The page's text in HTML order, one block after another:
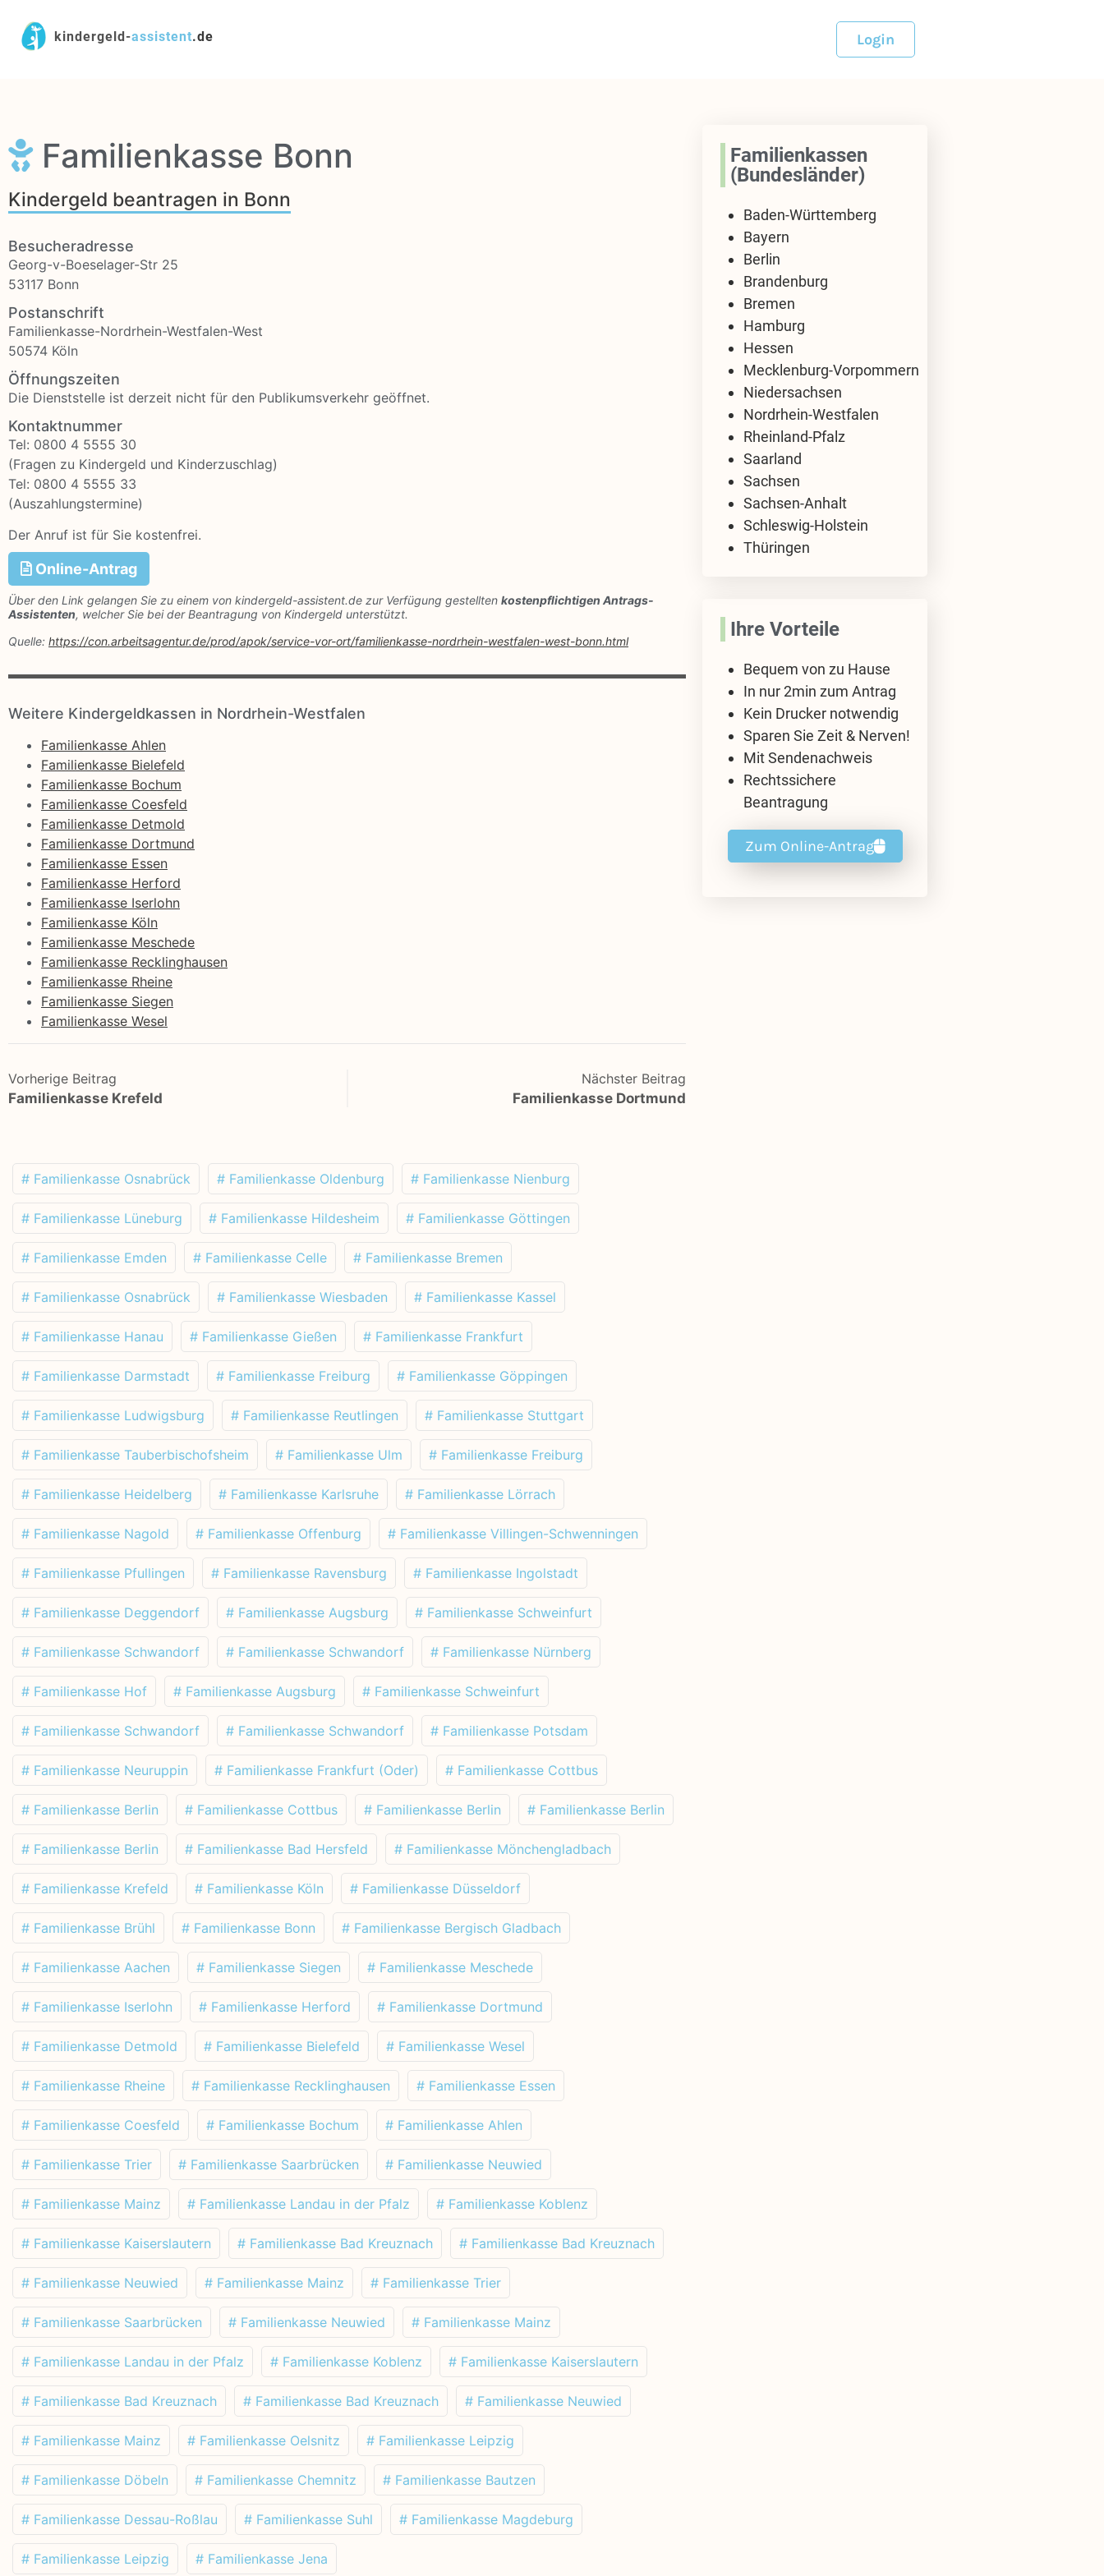
kindergeld-assistent.de Login
Familienkasse Bonn
Kindergeld beantragen in Bonn
Besucheradresse
Georg-v-Boeselager-Str 25
53117 Bonn
Postanschrift
Familienkasse-Nordrhein-Westfalen-West
50574 Köln
Öffnungszeiten
Die Dienststelle ist derzeit nicht für den Publikumsverkehr geöffnet.
Kontaktnummer
Tel: 0800 4 5555 30
(Fragen zu Kindergeld und Kinderzuschlag)
Tel: 0800 4 5555 33
(Auszahlungstermine)
Der Anruf ist für Sie kostenfrei.
Online-Antrag
Über den Link gelangen Sie zu einem von kindergeld-assistent.de zur Verfügung gestellten kostenpflichtigen Antrags-
Assistenten, welcher Sie bei der Beantragung von Kindergeld unterstützt.
Quelle: https://con.arbeitsagentur.de/prod/apok/service-vor-ort/familienkasse-nordrhein-westfalen-west-bonn.html
Weitere Kindergeldkassen in Nordrhein-Westfalen
Familienkasse Ahlen
Familienkasse Bielefeld
Familienkasse Bochum
Familienkasse Coesfeld
Familienkasse Detmold
Familienkasse Dortmund
Familienkasse Essen
Familienkasse Herford
Familienkasse Iserlohn
Familienkasse Köln
Familienkasse Meschede
Familienkasse Recklinghausen
Familienkasse Rheine
Familienkasse Siegen
Familienkasse Wesel
Vorherige Beitrag
Familienkasse Krefeld
Nächster Beitrag
Familienkasse Dortmund
# Familienkasse Osnabrück # Familienkasse Oldenburg # Familienkasse Nienburg
# Familienkasse Lüneburg # Familienkasse Hildesheim # Familienkasse Göttingen
# Familienkasse Emden # Familienkasse Celle # Familienkasse Bremen
# Familienkasse Osnabrück # Familienkasse Wiesbaden # Familienkasse Kassel
# Familienkasse Hanau # Familienkasse Gießen # Familienkasse Frankfurt
# Familienkasse Darmstadt # Familienkasse Freiburg # Familienkasse Göppingen
# Familienkasse Ludwigsburg # Familienkasse Reutlingen # Familienkasse Stuttgart
# Familienkasse Tauberbischofsheim # Familienkasse Ulm # Familienkasse Freiburg
# Familienkasse Heidelberg # Familienkasse Karlsruhe # Familienkasse Lörrach
# Familienkasse Nagold # Familienkasse Offenburg # Familienkasse Villingen-Schwenningen
# Familienkasse Pfullingen # Familienkasse Ravensburg # Familienkasse Ingolstadt
# Familienkasse Deggendorf # Familienkasse Augsburg # Familienkasse Schweinfurt
# Familienkasse Schwandorf # Familienkasse Schwandorf # Familienkasse Nürnberg
# Familienkasse Hof # Familienkasse Augsburg # Familienkasse Schweinfurt
# Familienkasse Schwandorf # Familienkasse Schwandorf # Familienkasse Potsdam
# Familienkasse Neuruppin # Familienkasse Frankfurt (Oder) # Familienkasse Cottbus
# Familienkasse Berlin # Familienkasse Cottbus # Familienkasse Berlin # Familienkasse Berlin
# Familienkasse Berlin # Familienkasse Bad Hersfeld # Familienkasse Mönchengladbach
# Familienkasse Krefeld # Familienkasse Köln # Familienkasse Düsseldorf
# Familienkasse Brühl # Familienkasse Bonn # Familienkasse Bergisch Gladbach
# Familienkasse Aachen # Familienkasse Siegen # Familienkasse Meschede
# Familienkasse Iserlohn # Familienkasse Herford # Familienkasse Dortmund
# Familienkasse Detmold # Familienkasse Bielefeld # Familienkasse Wesel
# Familienkasse Rheine # Familienkasse Recklinghausen # Familienkasse Essen
# Familienkasse Coesfeld # Familienkasse Bochum # Familienkasse Ahlen
# Familienkasse Trier # Familienkasse Saarbrücken # Familienkasse Neuwied
# Familienkasse Mainz # Familienkasse Landau in der Pfalz # Familienkasse Koblenz
# Familienkasse Kaiserslautern # Familienkasse Bad Kreuznach # Familienkasse Bad Kreuznach
# Familienkasse Neuwied # Familienkasse Mainz # Familienkasse Trier
# Familienkasse Saarbrücken # Familienkasse Neuwied # Familienkasse Mainz
# Familienkasse Landau in der Pfalz # Familienkasse Koblenz # Familienkasse Kaiserslautern
# Familienkasse Bad Kreuznach # Familienkasse Bad Kreuznach # Familienkasse Neuwied
# Familienkasse Mainz # Familienkasse Oelsnitz # Familienkasse Leipzig
# Familienkasse Döbeln # Familienkasse Chemnitz # Familienkasse Bautzen
# Familienkasse Dessau-Roßlau # Familienkasse Suhl # Familienkasse Magdeburg
# Familienkasse Leipzig # Familienkasse Jena
Familienkassen
(Bundesländer)
Baden-Württemberg
Bayern
Berlin
Brandenburg
Bremen
Hamburg
Hessen
Mecklenburg-Vorpommern
Niedersachsen
Nordrhein-Westfalen
Rheinland-Pfalz
Saarland
Sachsen
Sachsen-Anhalt
Schleswig-Holstein
Thüringen
Ihre Vorteile
Bequem von zu Hause
In nur 2min zum Antrag
Kein Drucker notwendig
Sparen Sie Zeit & Nerven!
Mit Sendenachweis
Rechtssichere
Beantragung
Zum Online-Antrag